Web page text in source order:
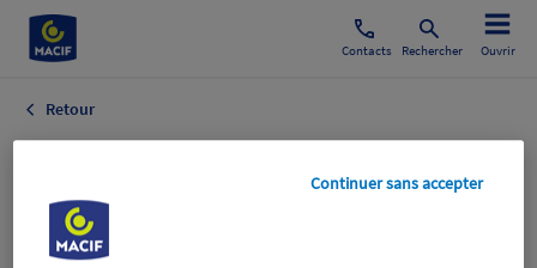
Contacts Rechercher Ouvrir
Retour
Capital
Investissement
Continuer sans accepter